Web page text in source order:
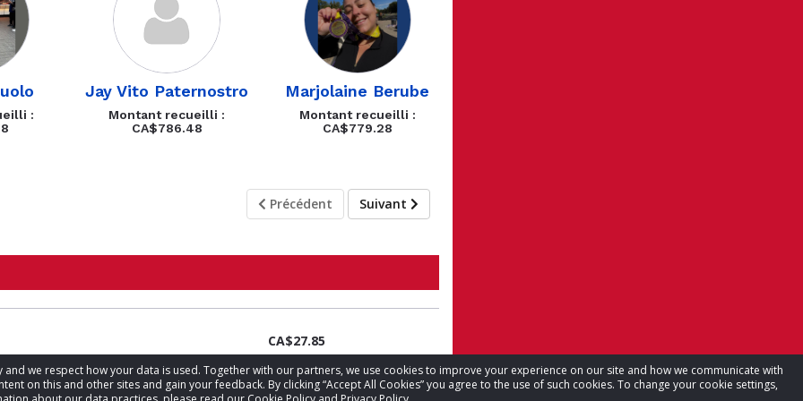
we respect how your data is used. Together with our partners, we use cookies to improve your experience on our site and how we communicate with
on this and other sites and gain your feedback. By clicking “Accept All Cookies” you agree to the use of such cookies. To change your cookie settings,
:
Jay Vito Paternostro
Montant recueilli :
CA$786.48
Marjolaine Berube
Montant recueilli :
CA$779.28
Précédent Suivant
CA$27.85